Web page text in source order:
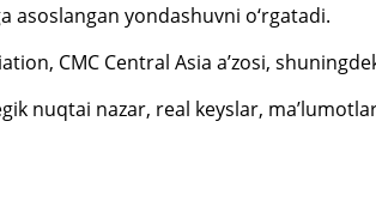
asoslangan yondashuvni o‘rgatadi.
CMC Central Asia a’zosi,
nuqtai nazar, real keyslar,